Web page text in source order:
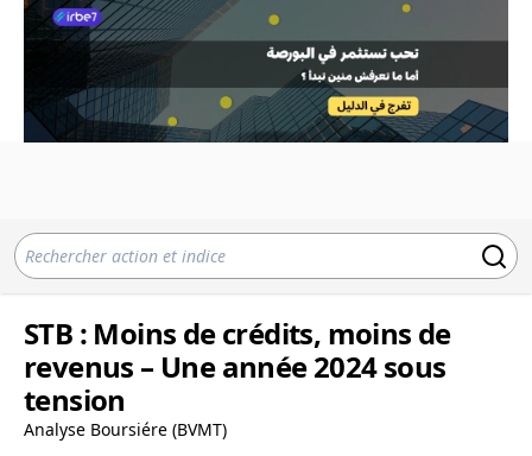
STB : Moins de crédits, moins de
revenus – Une année 2024 sous
tension
Analyse Boursiére (BVMT)